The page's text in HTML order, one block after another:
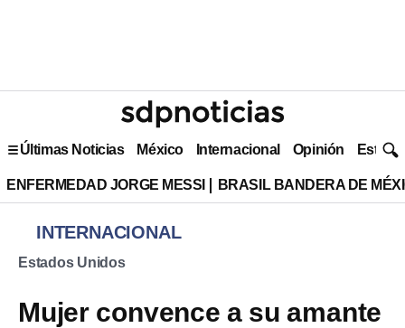
Últimas Noticias México Internacional Opinión Estilo
ENFERMEDAD JORGE MESSI BRASIL BANDERA DE
INTERNACIONAL
Estados Unidos
Mujer convence a su amante